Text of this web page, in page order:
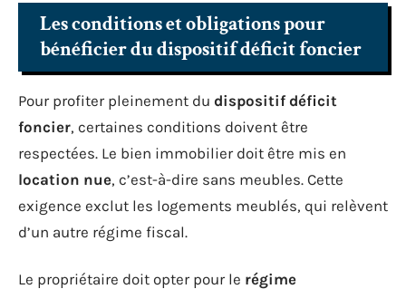
Les conditions et obligations pour
bénéficier du dispositif déficit foncier
Pour profiter pleinement du dispositif déficit
foncier, certaines conditions doivent être
respectées. Le bien immobilier doit être mis en
location nue, c’est-à-dire sans meubles. Cette
exigence exclut les logements meublés, qui relèvent
d’un autre régime fiscal.
Le propriétaire doit opter pour le régime